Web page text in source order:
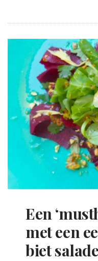
Een
met een
biet